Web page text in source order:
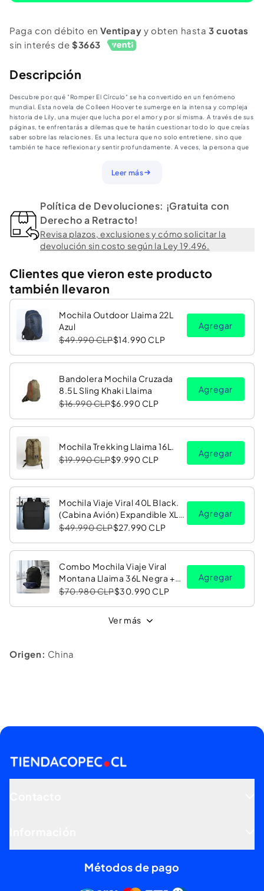
Romper
El
de
Hoover
•
Bolsillo
Romper
El
de
Hoover
•
Bolsillo
Paga con débito enVentipay y obten hasta3 cuotas
sin interés de $3663
Descripción
Descubre por qué "Romper El Círculo" se ha convertido en un fenómeno
mundial. Esta novela de Colleen Hoover te sumerge en la intensa y compleja
historia de Lily, una mujer que lucha por el amor y por sí misma. A través de sus
páginas, te enfrentarás a dilemas que te harán cuestionar todo lo que creías
saber sobre las relaciones. Es una lectura que no solo entretiene, sino que
también te hace reflexionar y sentir profundamente. A veces, la persona que
• Editorial: Booket
• Género: Novela romántica, Drama
• Edición: Bolsillo
• Año: 2024
• Dimensiones: 19 x 12.5 cm
• Tipo de tapa: Blanda
• Idioma: Español
Leer más
Política de Devoluciones: ¡Gratuita con
Derecho a Retracto!
Revisa plazos, exclusiones y cómo solicitar la
devolución sin costo según la Ley 19.496.
Clientes que vieron este producto
también llevaron
Mochila Outdoor Llaima 22L
Azul
$49.990 CLP$14.990 CLP
Agregar
Bandolera Mochila Cruzada
8.5L Sling Khaki Llaima
$16.990 CLP$6.990 CLP
Agregar
Mochila Trekking Llaima 16L.
$19.990 CLP$9.990 CLP
Agregar
Mochila Viaje Viral 40L Black.
(Cabina Avión) Expandible XL.
Navigator Travel
$49.990 CLP$27.990 CLP
Agregar
Combo Mochila Viaje Viral
Montana Llaima 36L Negra +
Banano Oracle Red Bull
$70.980 CLP$30.990 CLP
Agregar
Ver más
Origen: China
Métodos de pago